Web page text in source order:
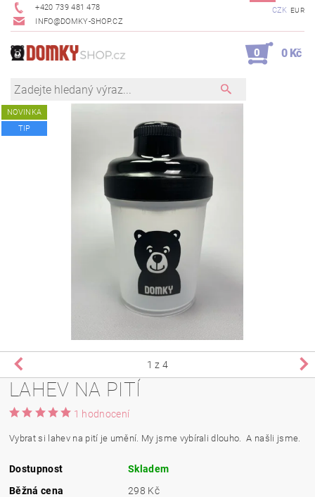
+420 739 481 478
INFO@DOMKY-SHOP.CZ
CZK EUR
0 0 Kč
NOVINKA
TIP
1 z 4
LAHEV NA PITÍ
1 hodnocení
Vybrat si lahev na pití je umění. My jsme vybírali dlouho. A našli jsme.
Dostupnost
Skladem
Běžná cena
298 Kč